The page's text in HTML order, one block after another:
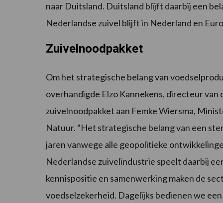
naar Duitsland. Duitsland blijft daarbij een
Nederlandse zuivel blijft in Nederland en
Zuivelnoodpakket
Om het strategische belang van
overhandigde Elzo Kannekens, directeur
zuivelnoodpakket aan Femke Wiersma,
Natuur. “Het strategische belang van een
jaren vanwege alle geopolitieke
Nederlandse zuivelindustrie speelt daarbij
kennispositie en samenwerking maken de
voedselzekerheid. Dagelijks bedienen we